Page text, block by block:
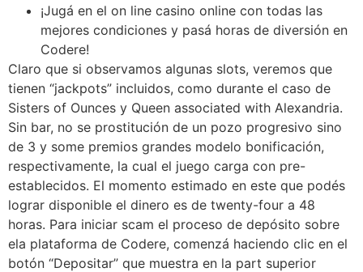
¡Jugá en el on line casino online con todas las
mejores condiciones y pasá horas de diversión en
Codere!
Claro que si observamos algunas slots, veremos que
tienen “jackpots” incluidos, como durante el caso de
Sisters of Ounces y Queen associated with Alexandria.
Sin bar, no se prostitución de un pozo progresivo sino
de 3 y some premios grandes modelo bonificación,
respectivamente, la cual el juego carga con pre-
establecidos. El momento estimado en este que podés
lograr disponible el dinero es de twenty-four a 48
horas. Para iniciar scam el proceso de depósito sobre
ela plataforma de Codere, comenzá haciendo clic en el
botón “Depositar” que muestra en la part superior